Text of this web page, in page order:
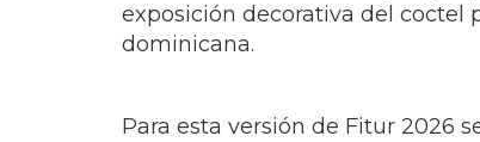
exposición decorativa del coctel
dominicana.
Para esta versión de Fitur 2026